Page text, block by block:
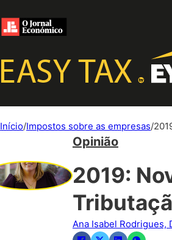
Início/Impostos sobre as empresas/
Opinião
2019:
Ana Isabel Rodrigues,